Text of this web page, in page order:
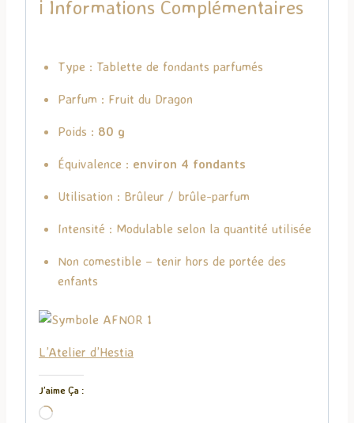
ℹ️ Informations Complémentaires
Type : Tablette de fondants parfumés
Parfum : Fruit du Dragon
Poids : 80 g
Équivalence : environ 4 fondants
Utilisation : Brûleur / brûle-parfum
Intensité : Modulable selon la quantité utilisée
Non comestible – tenir hors de portée des
enfants
L’Atelier d’Hestia
J’aime Ça :
C